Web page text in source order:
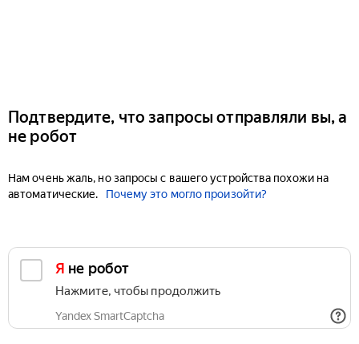
Подтвердите, что запросы отправляли вы, а
не робот
Нам очень жаль, но запросы с вашего устройства похожи на
автоматические.
Почему это могло произойти?
Я не робот
Нажмите, чтобы продолжить
Yandex SmartCaptcha